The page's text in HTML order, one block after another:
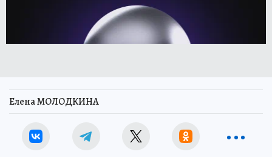
Елена МОЛОДКИНА